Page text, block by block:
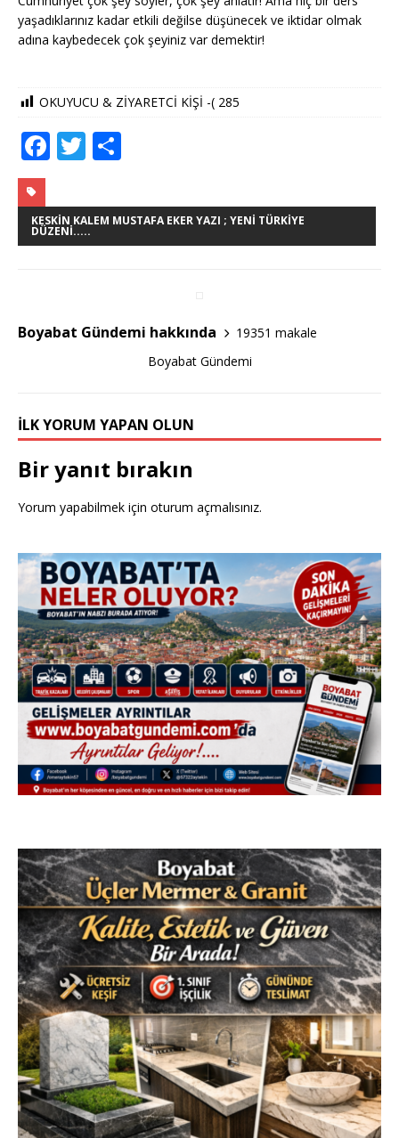
yaşadıklarınız kadar etkili değilse düşünecek ve iktidar olmak
adına kaybedecek çok şeyiniz var demektir!
OKUYUCU & ZİYARETCİ KİŞİ -( 285
F
c
e
o
k
T
it
te
ar
e
KESKIN KALEM MUSTAFA EKER YAZI ; YENI TÜRKIYE
DÜZENI.....
Boyabat Gündemi hakkında
19351 makale
Boyabat Gündemi
İLK YORUM YAPAN OLUN
Bir yanıt bırakın
Yorum yapabilmek için oturum açmalısınız.